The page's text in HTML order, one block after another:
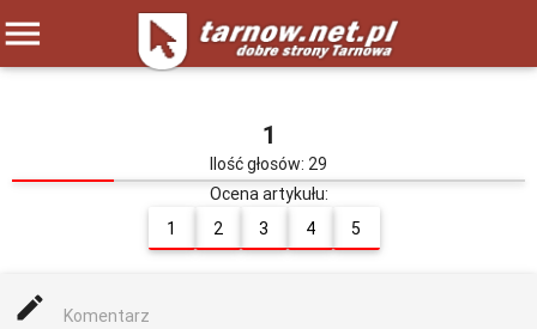
menu
1
Ilość głosów: 29
Ocena artykułu:
1
2 3 4 5
mode_edit Komentarz